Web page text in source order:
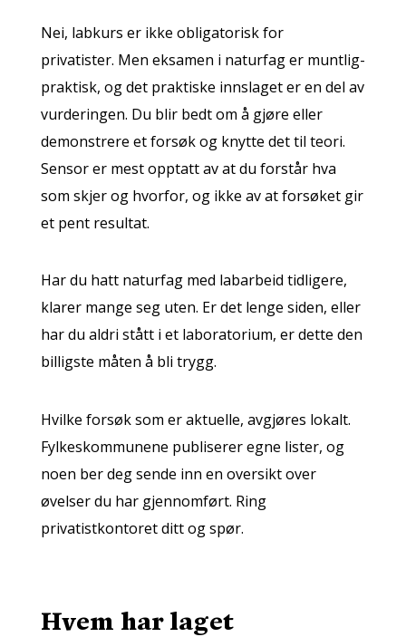
Nei, labkurs er ikke obligatorisk for
privatister. Men eksamen i naturfag er muntlig-
praktisk, og det praktiske innslaget er en del av
vurderingen. Du blir bedt om å gjøre eller
demonstrere et forsøk og knytte det til teori.
Sensor er mest opptatt av at du forstår hva
som skjer og hvorfor, og ikke av at forsøket gir
et pent resultat.
Har du hatt naturfag med labarbeid tidligere,
klarer mange seg uten. Er det lenge siden, eller
har du aldri stått i et laboratorium, er dette den
billigste måten å bli trygg.
Hvilke forsøk som er aktuelle, avgjøres lokalt.
Fylkeskommunene publiserer egne lister, og
noen ber deg sende inn en oversikt over
øvelser du har gjennomført. Ring
privatistkontoret ditt og spør.
Hvem har laget